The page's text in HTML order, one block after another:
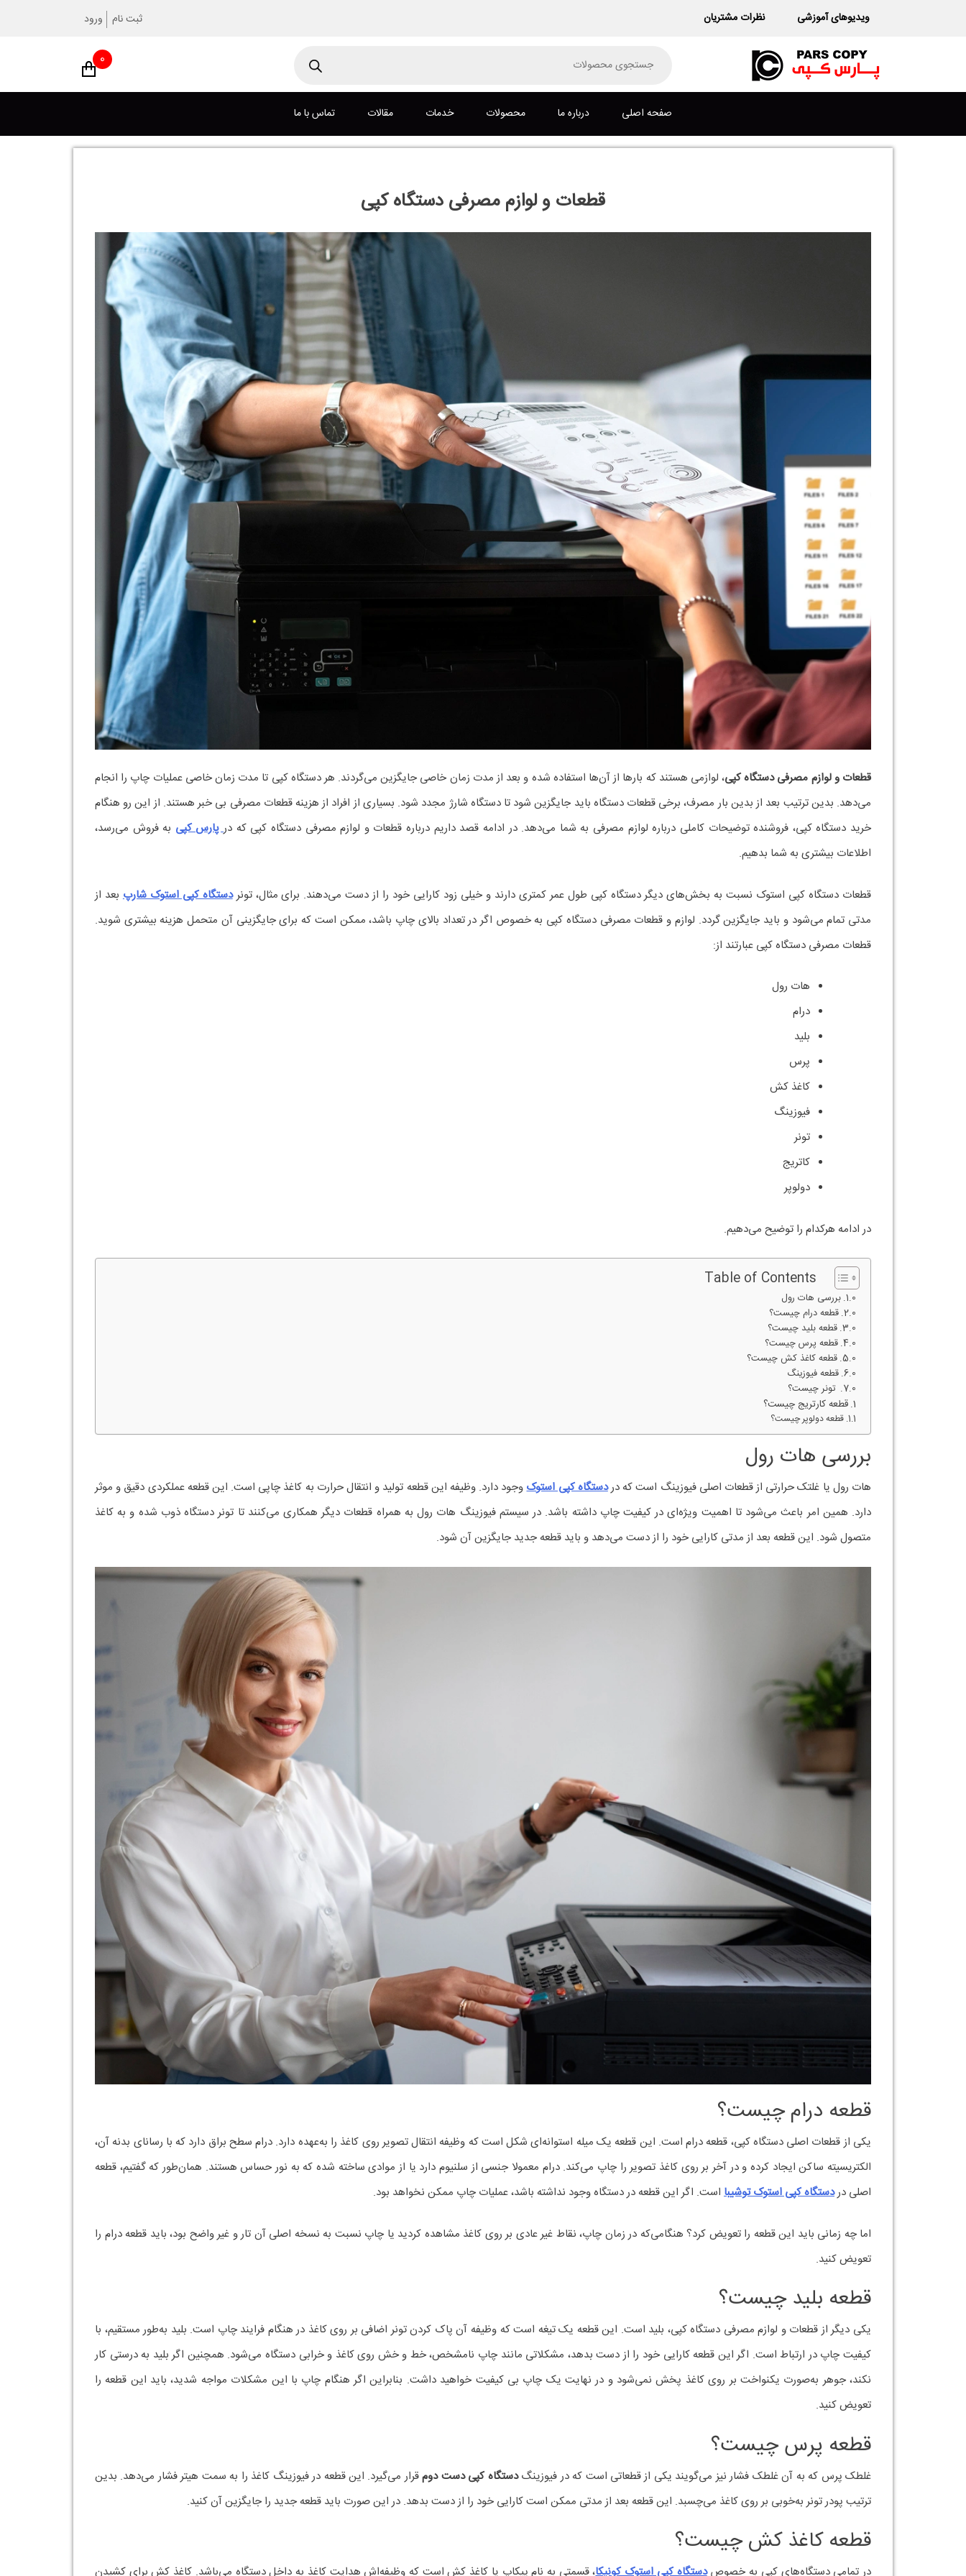
ویدیوهای آموزشی نظرات مشتریان ثبت نام ورود
search
0
صفحه اصلی درباره ما محصولات خدمات مقالات تماس با ما
قطعات و لوازم مصرفی دستگاه کپی
قطعات و لوازم مصرفی دستگاه کپی، لوازمی هستند که بارها از آن‌ها استفاده شده و بعد از مدت زمان خاصی جایگزین می‌گردند. هر دستگاه کپی تا مدت زمان خاصی عملیات چاپ را انجام
می‌دهد. بدین ترتیب بعد از بدین بار مصرف، برخی قطعات دستگاه باید جایگزین شود تا دستگاه شارژ مجدد شود. بسیاری از افراد از هزینه قطعات مصرفی بی خبر هستند. از این رو هنگام
خرید دستگاه کپی، فروشنده توضیحات کاملی درباره لوازم مصرفی به شما می‌دهد. در ادامه قصد داریم درباره قطعات و لوازم مصرفی دستگاه کپی که درپارس کپی به فروش می‌رسد،
اطلاعات بیشتری به شما بدهیم.
قطعات دستگاه کپی استوک نسبت به بخش‌های دیگر دستگاه کپی طول عمر کمتری دارند و خیلی زود کارایی خود را از دست می‌دهند. برای مثال، تونردستگاه کپی استوک شارپ بعد از
مدتی تمام می‌شود و باید جایگزین گردد. لوازم و قطعات مصرفی دستگاه کپی به خصوص اگر در تعداد بالای چاپ باشد، ممکن است که برای جایگزینی آن متحمل هزینه بیشتری شوید.
قطعات مصرفی دستگاه کپی عبارتند از:
هات رول
درام
بلید
پرس
کاغذ کش
فیوزینگ
تونر
کاتریج
دولوپر
در ادامه هرکدام را توضیح می‌دهیم.
Table of Contents
بررسی هات رول
قطعه درام چیست؟
قطعه بلید چیست؟
قطعه پرس چیست؟
قطعه کاغذ کش چیست؟
قطعه فیوزینگ
تونر چیست؟
قطعه کارتریج چیست؟
قطعه دولوپر چیست؟
بررسی هات رول
هات رول یا غلتک حرارتی از قطعات اصلی فیوزینگ است که دردستگاه کپی استوکوجود دارد. وظیفه این قطعه تولید و انتقال حرارت به کاغذ چاپی است. این قطعه عملکردی دقیق و موثر
دارد. همین امر باعث می‌شود تا اهمیت ویژه‌ای در کیفیت چاپ داشته باشد. در سیستم فیوزینگ هات رول به همراه قطعات دیگر همکاری می‌کنند تا تونر دستگاه ذوب شده و به کاغذ
متصول شود. این قطعه بعد از مدتی کارایی خود را از دست می‌دهد و باید قطعه جدید جایگزین آن شود.
قطعه درام چیست؟
یکی از قطعات اصلی دستگاه کپی، قطعه درام است. این قطعه یک میله استوانه‌ای شکل است که وظیفه انتقال تصویر روی کاغذ را به‌عهده دارد. درام سطح براق دارد که با رسانای بدنه آن،
الکتریسیته ساکن ایجاد کرده و در آخر بر روی کاغذ تصویر را چاپ می‌کند. درام معمولا جنسی از سلنیوم دارد یا از موادی ساخته شده که به نور حساس هستند. همان‌طور که گفتیم، قطعه
اصلی دردستگاه کپی استوک توشیبا است. اگر این قطعه در دستگاه وجود نداشته باشد، عملیات چاپ ممکن نخواهد بود.
اما چه زمانی باید این قطعه را تعویض کرد؟ هنگامی‌که در زمان چاپ، نقاط غیر عادی بر روی کاغذ مشاهده کردید یا چاپ نسبت به نسخه اصلی آن تار و غیر واضح بود، باید قطعه درام را
تعویض کنید.
قطعه بلید چیست؟
یکی دیگر از قطعات و لوازم مصرفی دستگاه کپی، بلید است. این قطعه یک تیغه است که وظیفه آن پاک کردن تونر اضافی بر روی کاغذ در هنگام فرایند چاپ است. بلید به‌طور مستقیم، با
کیفیت چاپ در ارتباط است. اگر این قطعه کارایی خود را از دست بدهد، مشکلاتی مانند چاپ نامشخص، خط و خش روی کاغذ و خرابی دستگاه می‌شود. همچنین اگر بلید به درستی کار
نکند، جوهر به‌صورت یکنواخت بر روی کاغذ پخش نمی‌شود و در نهایت یک چاپ بی کیفیت خواهید داشت. بنابراین اگر هنگام چاپ با این مشکلات مواجه شدید، باید این قطعه را
تعویض کنید.
قطعه پرس چیست؟
غلطک پرس که به آن غلطک فشار نیز می‌گویند یکی از قطعاتی است که در فیوزینگدستگاه کپی دست دومقرار می‌گیرد. این قطعه در فیوزینگ کاغذ را به سمت هیتر فشار می‌دهد. بدین
ترتیب پودر تونر به‌خوبی بر روی کاغذ می‌چسبد. این قطعه بعد از مدتی ممکن است کارایی خود را از دست بدهد. در این صورت باید قطعه جدید را جایگزین آن کنید.
قطعه کاغذ کش چیست؟
در تمامی دستگاه‌های کپی به خصوصدستگاه کپی استوک کونیکا، قسمتی به نام پیکاپ یا کاغذ کش است که وظیفه‌اش هدایت کاغذ به داخل دستگاه می‌باشد. کاغذ کش برای کشیدن